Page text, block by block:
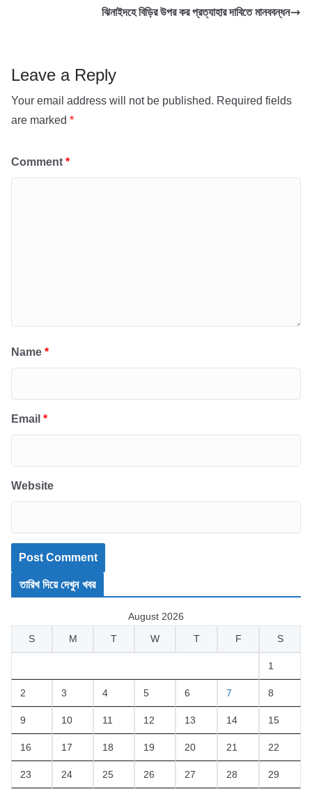
ঝিনাইদহে বিড়ির উপর কর প্রত্যাহার দাবিতে মানববন্ধন
Leave a Reply
Your email address will not be published. Required fields
are marked *
Comment *
Name *
Email *
Website
তারিখ দিয়ে দেখুন খবর
August 2026
S
M T W T F S
1
2 3 4 5 6 7 8
9 10 11 12 13 14 15
16 17 18 19 20 21 22
23 24 25 26 27 28 29